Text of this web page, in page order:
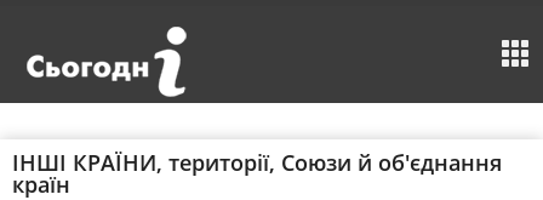
ІНШІ КРАЇНИ, території, Союзи й об'єднання
країн